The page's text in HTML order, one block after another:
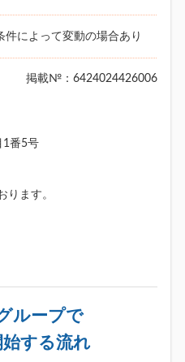
によって変動の場合あり
掲載№：6424024426006
1番5号
ります。
ループで
する流れ